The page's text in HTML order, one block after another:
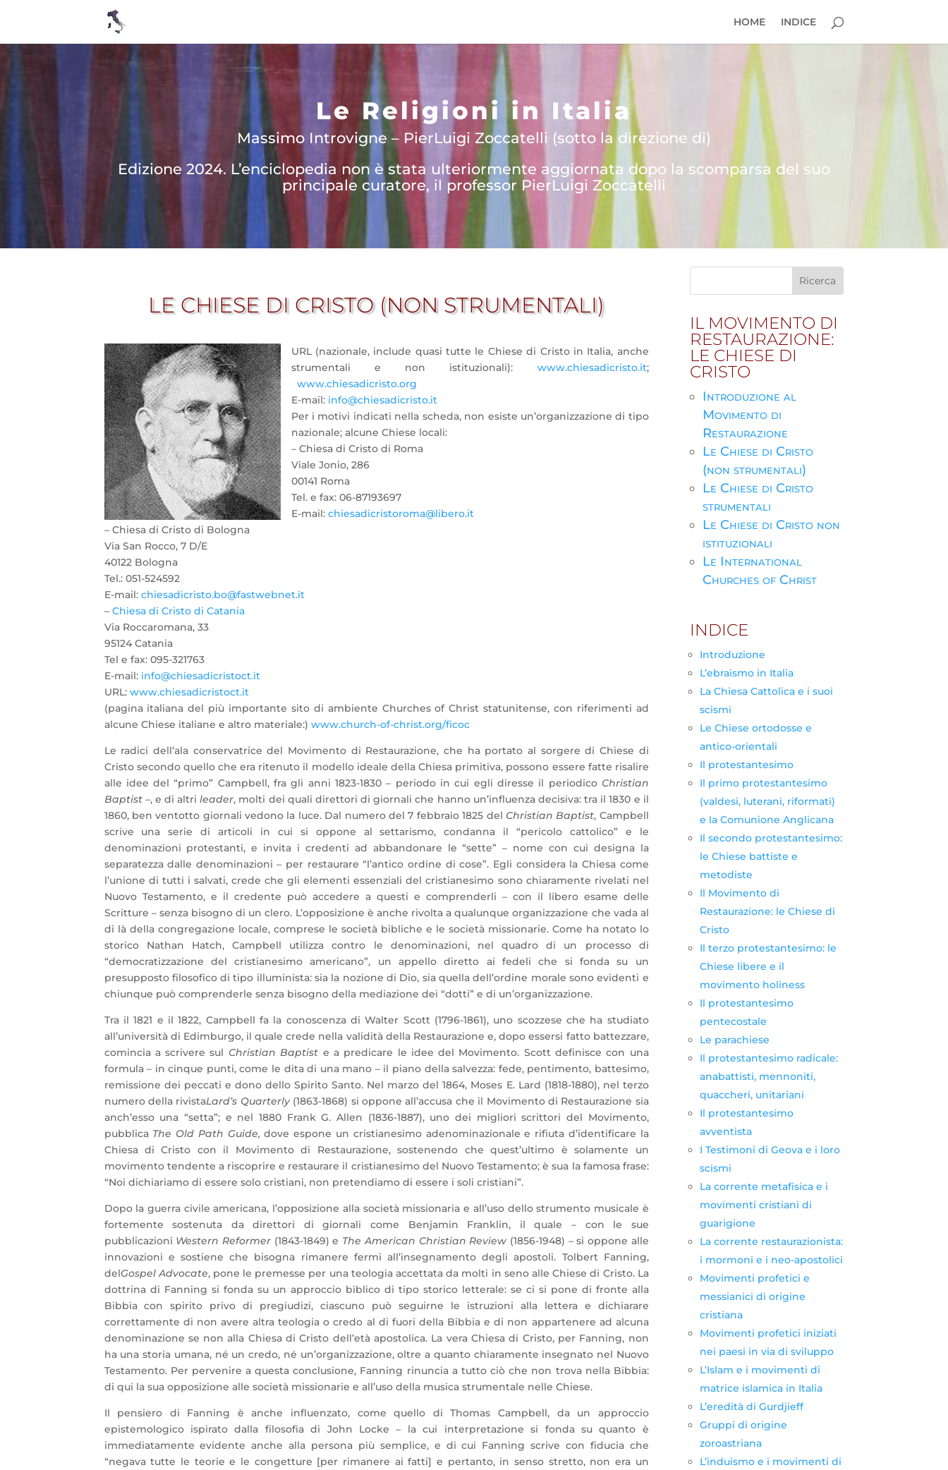
HOME INDICE
Le Religioni in Italia
Massimo Introvigne – PierLuigi Zoccatelli (sotto la direzione di)
Edizione 2024. L’enciclopedia non è stata ulteriormente aggiornata dopo la scomparsa del suo
principale curatore, il professor PierLuigi Zoccatelli
LE CHIESE DI CRISTO (NON STRUMENTALI)
URL (nazionale, include quasi tutte le Chiese di Cristo in Italia, anche
strumentali e non istituzionali): www.chiesadicristo.it;
www.chiesadicristo.org
E-mail: info@chiesadicristo.it
Per i motivi indicati nella scheda, non esiste un’organizzazione di tipo
nazionale; alcune Chiese locali:
– Chiesa di Cristo di Roma
Viale Jonio, 286
00141 Roma
Tel. e fax: 06-87193697
E-mail: chiesadicristoroma@libero.it
– Chiesa di Cristo di Bologna
Via San Rocco, 7 D/E
40122 Bologna
Tel.: 051-524592
E-mail: chiesadicristo.bo@fastwebnet.it
– Chiesa di Cristo di Catania
Via Roccaromana, 33
95124 Catania
Tel e fax: 095-321763
E-mail: info@chiesadicristoct.it
URL: www.chiesadicristoct.it
(pagina italiana del più importante sito di ambiente Churches of Christ statunitense, con riferimenti ad
alcune Chiese italiane e altro materiale:) www.church-of-christ.org/ficoc
Le radici dell’ala conservatrice del Movimento di Restaurazione, che ha portato al sorgere di Chiese di
Cristo secondo quello che era ritenuto il modello ideale della Chiesa primitiva, possono essere fatte risalire
alle idee del “primo” Campbell, fra gli anni 1823-1830 – periodo in cui egli diresse il periodico Christian
Baptist–, e di altrileader, molti dei quali direttori di giornali che hanno un’influenza decisiva: tra il 1830 e il
1860, ben ventotto giornali vedono la luce. Dal numero del 7 febbraio 1825 del Christian Baptist, Campbell
scrive una serie di articoli in cui si oppone al settarismo, condanna il “pericolo cattolico” e le
denominazioni protestanti, e invita i credenti ad abbandonare le “sette” – nome con cui designa la
separatezza dalle denominazioni – per restaurare “l’antico ordine di cose”. Egli considera la Chiesa come
l’unione di tutti i salvati, crede che gli elementi essenziali del cristianesimo sono chiaramente rivelati nel
Nuovo Testamento, e il credente può accedere a questi e comprenderli – con il libero esame delle
Scritture – senza bisogno di un clero. L’opposizione è anche rivolta a qualunque organizzazione che vada al
di là della congregazione locale, comprese le società bibliche e le società missionarie. Come ha notato lo
storico Nathan Hatch, Campbell utilizza contro le denominazioni, nel quadro di un processo di
“democratizzazione del cristianesimo americano”, un appello diretto ai fedeli che si fonda su un
presupposto filosofico di tipo illuminista: sia la nozione di Dio, sia quella dell’ordine morale sono evidenti e
chiunque può comprenderle senza bisogno della mediazione dei “dotti” e di un’organizzazione.
Tra il 1821 e il 1822, Campbell fa la conoscenza di Walter Scott (1796-1861), uno scozzese che ha studiato
all’università di Edimburgo, il quale crede nella validità della Restaurazione e, dopo essersi fatto battezzare,
comincia a scrivere sul Christian Baptist e a predicare le idee del Movimento. Scott definisce con una
formula – in cinque punti, come le dita di una mano – il piano della salvezza: fede, pentimento, battesimo,
remissione dei peccati e dono dello Spirito Santo. Nel marzo del 1864, Moses E. Lard (1818-1880), nel terzo
numero della rivistaLard’s Quarterly(1863-1868) si oppone all’accusa che il Movimento di Restaurazione sia
anch’esso una “setta”; e nel 1880 Frank G. Allen (1836-1887), uno dei migliori scrittori del Movimento,
pubblica The Old Path Guide, dove espone un cristianesimo adenominazionale e rifiuta d’identificare la
Chiesa di Cristo con il Movimento di Restaurazione, sostenendo che quest’ultimo è solamente un
movimento tendente a riscoprire e restaurare il cristianesimo del Nuovo Testamento; è sua la famosa frase:
“Noi dichiariamo di essere solo cristiani, non pretendiamo di essere i soli cristiani”.
Dopo la guerra civile americana, l’opposizione alla società missionaria e all’uso dello strumento musicale è
fortemente sostenuta da direttori di giornali come Benjamin Franklin, il quale – con le sue
pubblicazioni Western Reformer(1843-1849) e The American Christian Review (1856-1948) – si oppone alle
innovazioni e sostiene che bisogna rimanere fermi all’insegnamento degli apostoli. Tolbert Fanning,
delGospel Advocate, pone le premesse per una teologia accettata da molti in seno alle Chiese di Cristo. La
dottrina di Fanning si fonda su un approccio biblico di tipo storico letterale: se ci si pone di fronte alla
Bibbia con spirito privo di pregiudizi, ciascuno può seguirne le istruzioni alla lettera e dichiarare
correttamente di non avere altra teologia o credo al di fuori della Bibbia e di non appartenere ad alcuna
denominazione se non alla Chiesa di Cristo dell’età apostolica. La vera Chiesa di Cristo, per Fanning, non
ha una storia umana, né un credo, né un’organizzazione, oltre a quanto chiaramente insegnato nel Nuovo
Testamento. Per pervenire a questa conclusione, Fanning rinuncia a tutto ciò che non trova nella Bibbia:
di qui la sua opposizione alle società missionarie e all’uso della musica strumentale nelle Chiese.
Il pensiero di Fanning è anche influenzato, come quello di Thomas Campbell, da un approccio
epistemologico ispirato dalla filosofia di John Locke – la cui interpretazione si fonda su quanto è
immediatamente evidente anche alla persona più semplice, e di cui Fanning scrive con fiducia che
“negava tutte le teorie e le congetture [per rimanere ai fatti] e pertanto, in senso stretto, non era un
IL MOVIMENTO DI
RESTAURAZIONE:
LE CHIESE DI
CRISTO
Introduzione al
Movimento di
Restaurazione
Le Chiese di Cristo
(non strumentali)
Le Chiese di Cristo
strumentali
Le Chiese di Cristo non
istituzionali
Le International
Churches of Christ
INDICE
Introduzione
L’ebraismo in Italia
La Chiesa Cattolica e i suoi
scismi
Le Chiese ortodosse e
antico-orientali
Il protestantesimo
Il primo protestantesimo
(valdesi, luterani, riformati)
e la Comunione Anglicana
Il secondo protestantesimo:
le Chiese battiste e
metodiste
Il Movimento di
Restaurazione: le Chiese di
Cristo
Il terzo protestantesimo: le
Chiese libere e il
movimento holiness
Il protestantesimo
pentecostale
Le parachiese
Il protestantesimo radicale:
anabattisti, mennoniti,
quaccheri, unitariani
Il protestantesimo
avventista
I Testimoni di Geova e i loro
scismi
La corrente metafisica e i
movimenti cristiani di
guarigione
La corrente restaurazionista:
i mormoni e i neo-apostolici
Movimenti profetici e
messianici di origine
cristiana
Movimenti profetici iniziati
nei paesi in via di sviluppo
L’Islam e i movimenti di
matrice islamica in Italia
L’eredità di Gurdjieff
Gruppi di origine
zoroastriana
L’induismo e i movimenti di